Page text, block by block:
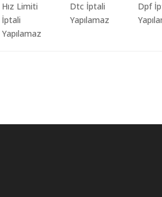
Hız Limiti
İptali
Yapılamaz
Dtc İptali
Yapılamaz
Dpf